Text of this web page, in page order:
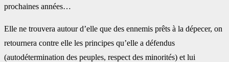
‎prochaines années…
Elle ne ‎trouvera autour d’elle que des ennemis prêts à la dépecer, on
retournera contre elle les principes ‎qu’elle a défendus
(autodétermination des peuples, respect des minorités) et lui